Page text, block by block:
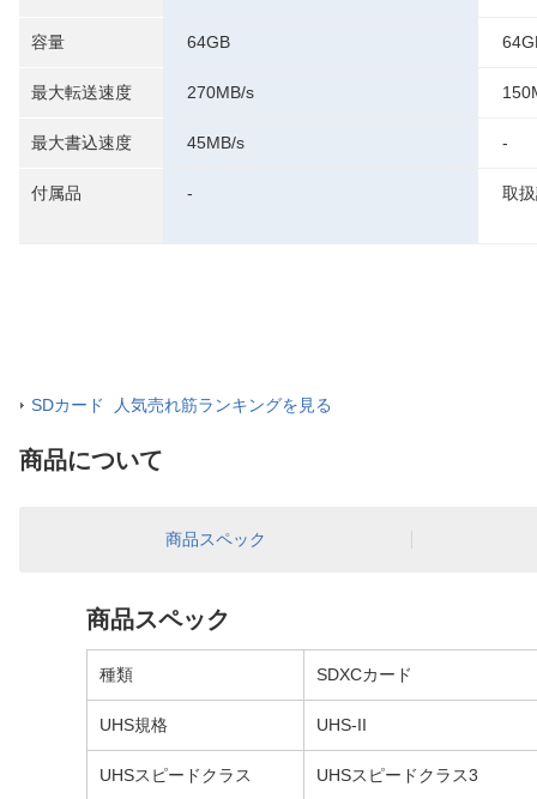
容量
最大転送速度
最大書込速度
付属品
64GB
270MB/s
45MB/s
-
-
取
SDカード 人気売れ筋ランキングを見る
商品について
商品スペック
商品スペック
種類 SDXCカード
UHS規格 UHS-II
UHSスピードクラス UHSスピードクラス3